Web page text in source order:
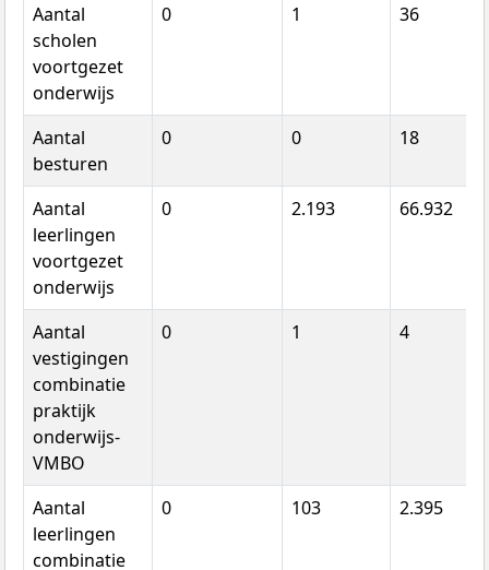
Aantal
scholen
voortgezet
onderwijs
0 1 36
Aantal
besturen
0 0 18
Aantal
leerlingen
voortgezet
onderwijs
0 2.193 66.932
Aantal
vestigingen
combinatie
praktijk
onderwijs-
VMBO
0 1 4
Aantal
leerlingen
combinatie
0 103 2.395